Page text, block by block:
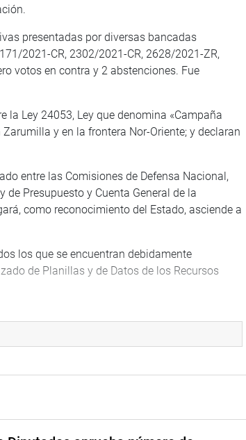
presentadas por diversas bancadas
2021-CR, 2302/2021-CR, 2628/2021-ZR,
votos en contra y 2 abstenciones. Fue
la Ley 24053, Ley que denomina «Campaña
y en la frontera Nor-Oriente; y declaran
entre las Comisiones de Defensa Nacional,
de Presupuesto y Cuenta General de la
como reconocimiento del Estado, asciende a
los que se encuentran debidamente
de Planillas y de Datos de los Recursos
vitalicio e intransferible”.
por tanto tiempo para que su valentía y su
Soriano (APP) señaló que en la actualidad, y